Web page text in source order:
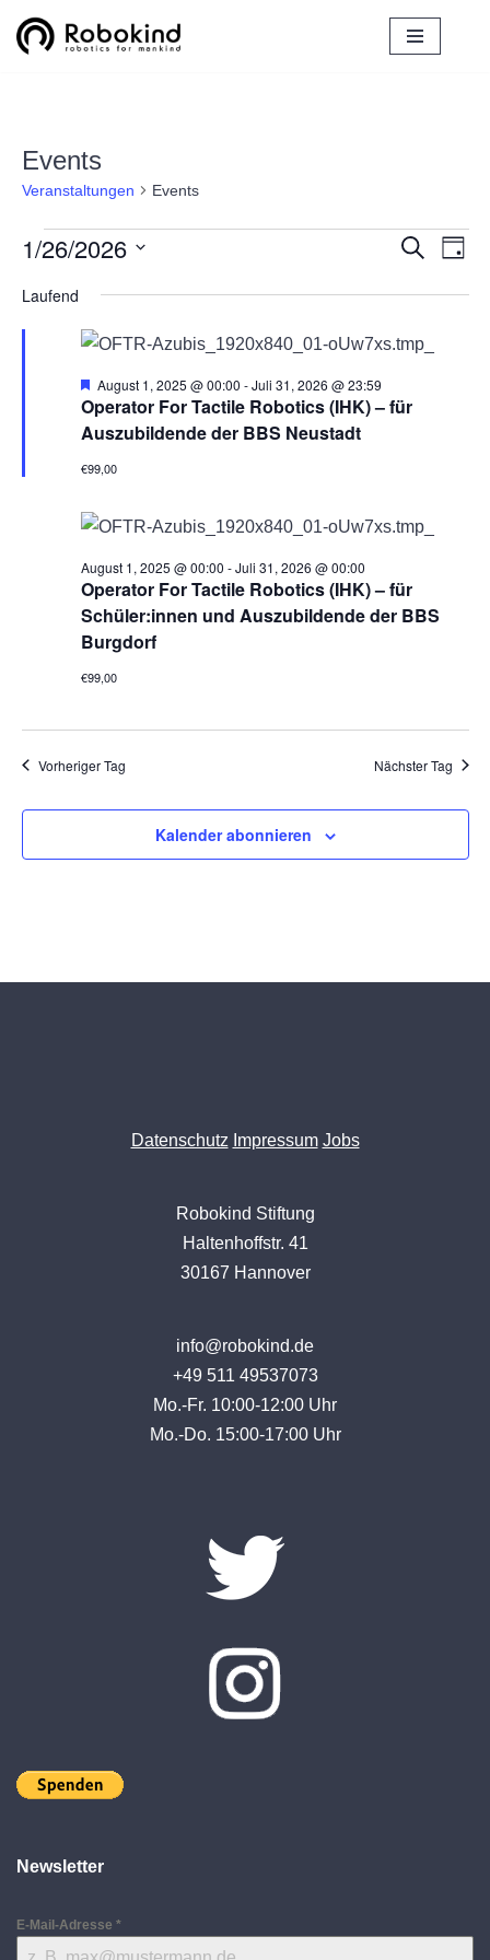
Zum
Events
Veranstaltungen Events
Suche
Suche
Tag
1/26/2026
Laufend
Operator For Tactile Robotics (IHK) – für
Auszubildende der BBS Neustadt
H
e
r
v
r
h
e
n
August 1, 2025 @ 00:00 -Juli 31, 2026 @ 23:59
€99,00
Operator For Tactile Robotics (IHK) – für
Schüler:innen und Auszubildende der BBS
Burgdorf
August 1, 2025 @ 00:00 -Juli 31, 2026 @ 00:00
€99,00
Vorheriger Tag Nächster Tag
Kalender abonnieren
Datenschutz Impressum Jobs
Robokind Stiftung
Haltenhoffstr. 41
30167 Hannover
info@robokind.de
+49 511 49537073
Mo.-Fr. 10:00-12:00 Uhr
Mo.-Do. 15:00-17:00 Uhr
Newsletter
E-Mail-Adresse *